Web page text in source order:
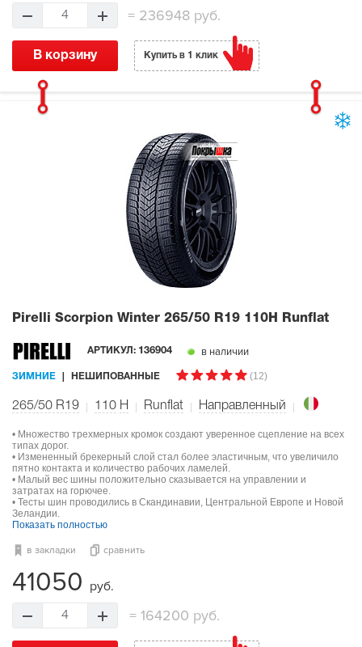
4 = 236948 руб.
В корзину Купить в 1 клик
Pirelli Scorpion Winter 265/50 R19 110H Runflat
АРТИКУЛ: 136904 в наличии
ЗИМНИЕ НЕШИПОВАННЫЕ (12)
265/50 R19 110 H Runflat Направленный
• Множество трехмерных кромок создают уверенное сцепление на всех
типах дорог.
• Измененный брекерный слой стал более эластичным, что увеличило
пятно контакта и количество рабочих ламелей.
• Малый вес шины положительно сказывается на управлении и
затратах на горючее.
• Тесты шин проводились в Скандинавии, Центральной Европе и Новой
Зеландии.
Показать полностью
в закладки сравнить
41050 руб.
4 =164200 руб.